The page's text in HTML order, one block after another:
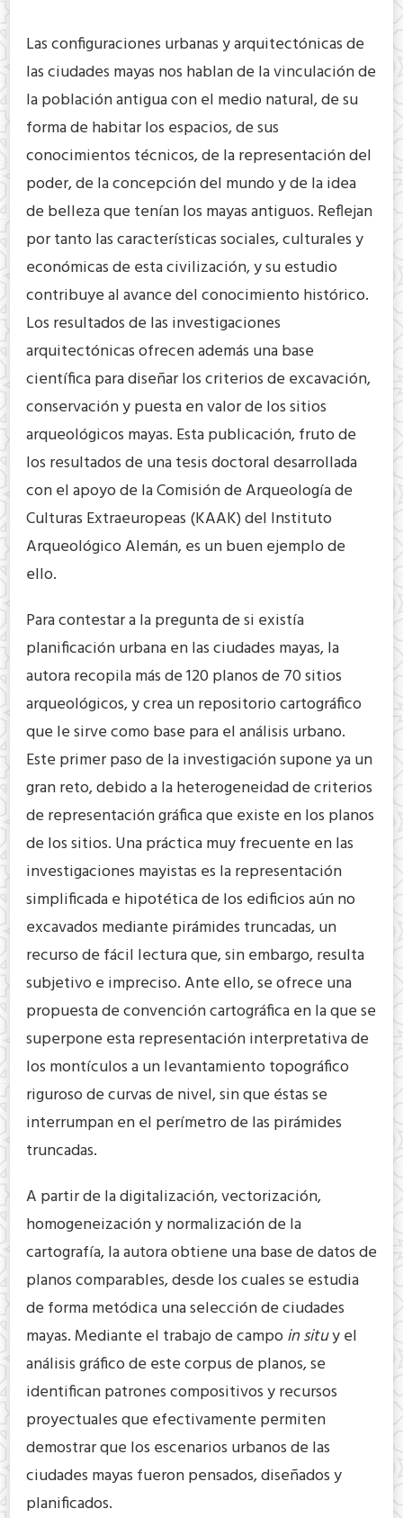
Las configuraciones urbanas y arquitectónicas de
las ciudades mayas nos hablan de la vinculación de
la población antigua con el medio natural, de su
forma de habitar los espacios, de sus
conocimientos técnicos, de la representación del
poder, de la concepción del mundo y de la idea
de belleza que tenían los mayas antiguos. Reflejan
por tanto las características sociales, culturales y
económicas de esta civilización, y su estudio
contribuye al avance del conocimiento histórico.
Los resultados de las investigaciones
arquitectónicas ofrecen además una base
científica para diseñar los criterios de excavación,
conservación y puesta en valor de los sitios
arqueológicos mayas. Esta publicación, fruto de
los resultados de una tesis doctoral desarrollada
con el apoyo de la Comisión de Arqueología de
Culturas Extraeuropeas (KAAK) del Instituto
Arqueológico Alemán, es un buen ejemplo de
ello.
Para contestar a la pregunta de si existía
planificación urbana en las ciudades mayas, la
autora recopila más de 120 planos de 70 sitios
arqueológicos, y crea un repositorio cartográfico
que le sirve como base para el análisis urbano.
Este primer paso de la investigación supone ya un
gran reto, debido a la heterogeneidad de criterios
de representación gráfica que existe en los planos
de los sitios. Una práctica muy frecuente en las
investigaciones mayistas es la representación
simplificada e hipotética de los edificios aún no
excavados mediante pirámides truncadas, un
recurso de fácil lectura que, sin embargo, resulta
subjetivo e impreciso. Ante ello, se ofrece una
propuesta de convención cartográfica en la que se
superpone esta representación interpretativa de
los montículos a un levantamiento topográfico
riguroso de curvas de nivel, sin que éstas se
interrumpan en el perímetro de las pirámides
truncadas.
A partir de la digitalización, vectorización,
homogeneización y normalización de la
cartografía, la autora obtiene una base de datos de
planos comparables, desde los cuales se estudia
de forma metódica una selección de ciudades
mayas. Mediante el trabajo de campoin situy el
análisis gráfico de este corpus de planos, se
identifican patrones compositivos y recursos
proyectuales que efectivamente permiten
demostrar que los escenarios urbanos de las
ciudades mayas fueron pensados, diseñados y
planificados.